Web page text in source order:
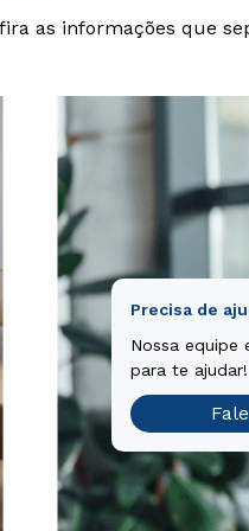
as informações que
Precisa de
Nossa equipe
para te ajudar!